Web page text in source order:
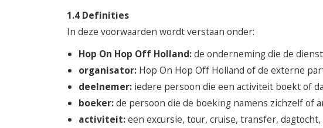
1.4 Definities
In deze voorwaarden wordt verstaan onder:
Hop On Hop Off Holland:de onderneming die de
organisator: Hop On Hop Off Holland of de externe
deelnemer: iedere persoon die een activiteit boekt of
boeker:de persoon die de boeking namens zichzelf of
activiteit:een excursie, tour, cruise, transfer,